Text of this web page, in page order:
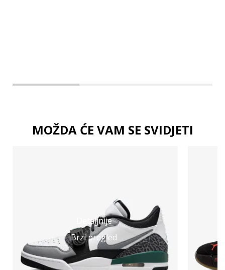
MOŽDA ĆE VAM SE SVIDJETI
Detaljnije
Brzi pregled